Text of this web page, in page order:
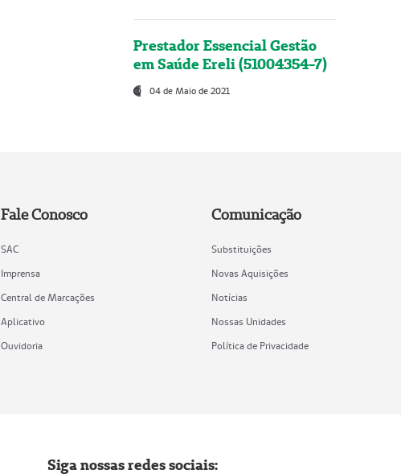
Prestador Essencial Gestão
em Saúde Ereli (51004354-7)
04 de Maio de 2021
Fale Conosco
SAC
Imprensa
Central de Marcações
Aplicativo
Ouvidoria
Comunicação
Substituições
Novas Aquisições
Notícias
Nossas Unidades
Política de Privacidade
Siga nossas redes sociais: